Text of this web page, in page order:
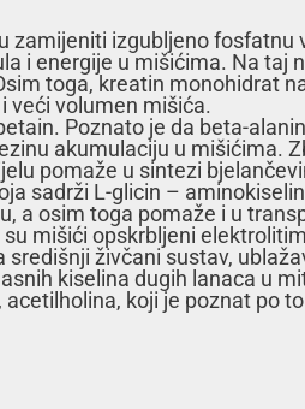
izgubljeno fosfatnu
i energije u mišićima. Na taj
toga, kreatin monohidrat
veći volumen mišića.
Poznato je da beta-
akumulaciju u mišićima.
pomaže u sintezi
sadrži L-glicin –
a osim toga pomaže i u
mišići opskrbljeni
živčani sustav,
kiselina dugih lanaca u
koji je poznat po